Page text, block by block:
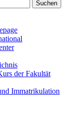
der Fakultät
Immatrikulation